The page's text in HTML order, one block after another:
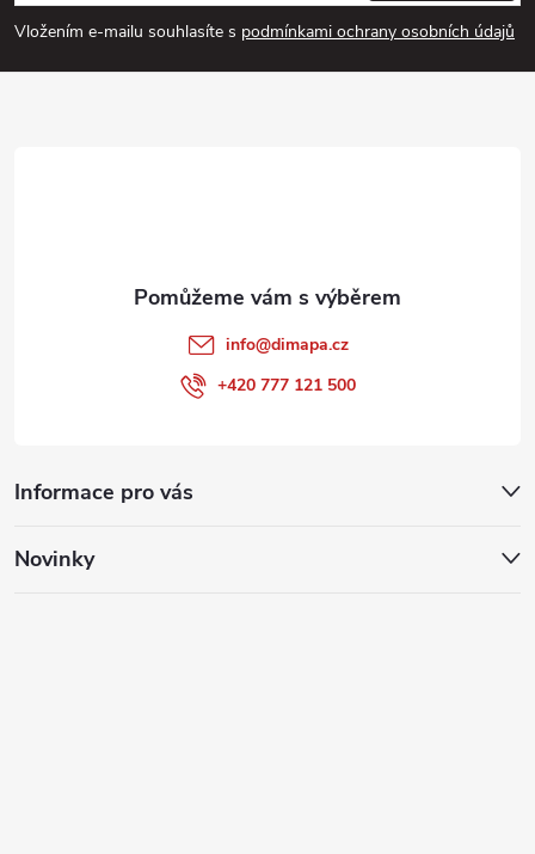
p
a
Vložením e-mailu souhlasíte s podmínkami ochrany osobních údajů
Informace pro vás
Novinky
info@dimapa.cz
+420 777 121 500